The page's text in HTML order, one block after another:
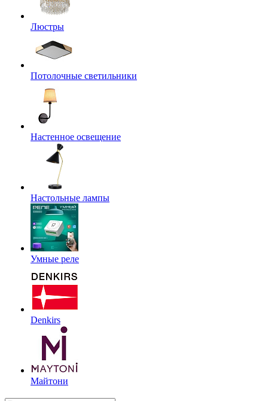
Люстры
Потолочные светильники
Настенное освещение
Настольные лампы
Умные реле
Denkirs
Майтони